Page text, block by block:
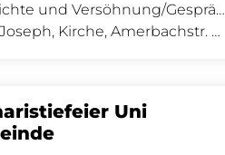
Beichte und Versöhnung/Gespräch
St. Joseph, Kirche, Amerbachstr. 9, 4057 Basel
Uni